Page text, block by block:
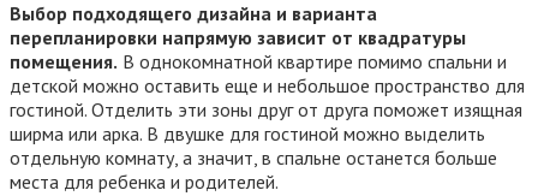
Выбор подходящего дизайна и варианта
перепланировки напрямую зависит от квадратуры
помещения. В однокомнатной квартире помимо спальни и
детской можно оставить еще и небольшое пространство для
гостиной. Отделить эти зоны друг от друга поможет изящная
ширма или арка. В двушке для гостиной можно выделить
отдельную комнату, а значит, в спальне останется больше
места для ребенка и родителей.